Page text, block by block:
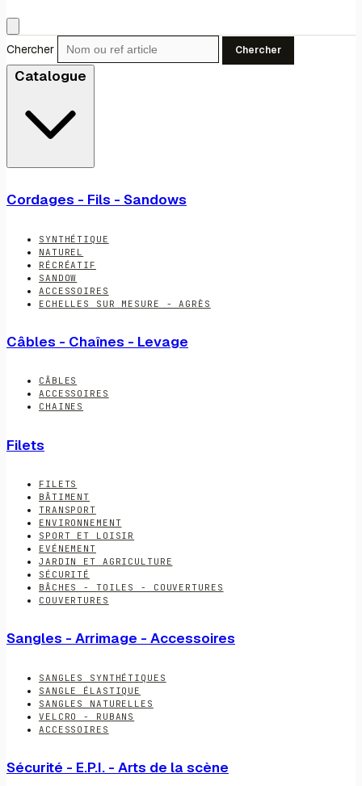
Chercher Chercher
Catalogue
Cordages - Fils - Sandows
SYNTHÉTIQUE
NATUREL
RÉCRÉATIF
SANDOW
ACCESSOIRES
ECHELLES SUR MESURE - AGRÈS
Câbles - Chaînes - Levage
CÂBLES
ACCESSOIRES
CHAINES
Filets
FILETS
BÂTIMENT
TRANSPORT
ENVIRONNEMENT
SPORT ET LOISIR
EVÉNEMENT
JARDIN ET AGRICULTURE
SÉCURITÉ
BÂCHES - TOILES - COUVERTURES
COUVERTURES
Sangles - Arrimage - Accessoires
SANGLES SYNTHÉTIQUES
SANGLE ÉLASTIQUE
SANGLES NATURELLES
VELCRO - RUBANS
ACCESSOIRES
Sécurité - E.P.I. - Arts de la scène